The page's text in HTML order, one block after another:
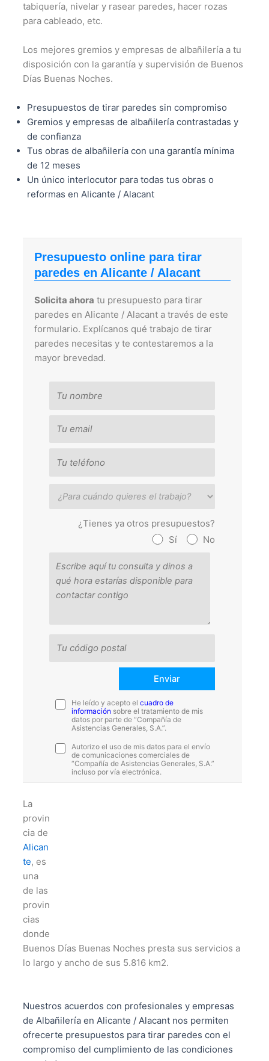
tabiquería, nivelar y rasear paredes, hacer rozas
para cableado, etc.
Los mejores gremios y empresas de albañilería a tu
disposición con la garantía y supervisión de Buenos
Días Buenas Noches.
Presupuestos de tirar paredes sin compromiso
Gremios y empresas de albañilería contrastadas y
de confianza
Tus obras de albañilería con una garantía mínima
de 12 meses
Un único interlocutor para todas tus obras o
reformas en Alicante / Alacant
Presupuesto online para tirar
paredes en Alicante / Alacant
Solicita ahora tu presupuesto para tirar
paredes en Alicante / Alacant a través de este
formulario. Explícanos qué trabajo de tirar
paredes necesitas y te contestaremos a la
mayor brevedad.
¿Tienes ya otros presupuestos?
Sí
No
He leído y acepto elcuadro de
información sobre el tratamiento de mis
datos por parte de “Compañía de
Asistencias Generales, S.A.”.
Autorizo el uso de mis datos para el envío
de comunicaciones comerciales de
“Compañía de Asistencias Generales, S.A.”
incluso por vía electrónica.
La
provin
cia de
Alican
te, es
una
de las
provin
cias
donde
Buenos Días Buenas Noches presta sus servicios a
lo largo y ancho de sus 5.816 km2.
Nuestros acuerdos con profesionales y empresas
de Albañilería en Alicante / Alacant nos permiten
ofrecerte presupuestos para tirar paredes con el
compromiso del cumplimiento de las condiciones